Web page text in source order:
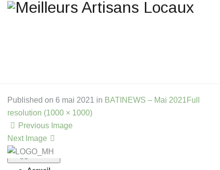
.
Toggle Menu
Published on 6 mai 2021 in BATINEWS – Mai 2021Full
resolution (1000 × 1000)
Previous Image
Next Image
Une question ? Un